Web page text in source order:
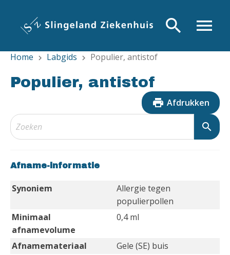
inhoud
menu
search
Home chevron_right Labgids chevron_right Populier, antistof
Populier, antistof
print Afdrukken
search
Afname-informatie
Synoniem
Allergie tegen
populierpollen
Minimaal
afnamevolume
0,4 ml
Afnamemateriaal
Gele (SE) buis